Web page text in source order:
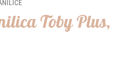
Toby Plus,